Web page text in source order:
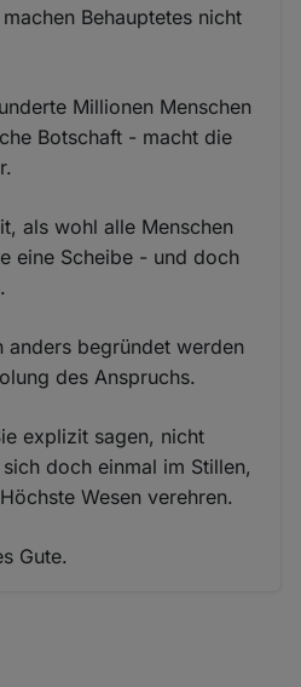
Behauptetes nicht
Millionen Menschen
Botschaft - macht die
als wohl alle Menschen
eine Scheibe - und doch
anders begründet werden
des Anspruchs.
explizit sagen, nicht
doch einmal im Stillen,
Wesen verehren.
Gute.